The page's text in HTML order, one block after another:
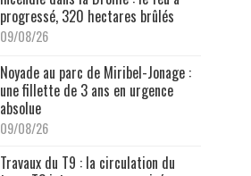
progressé, 320 hectares brûlés
09/08/26
Noyade au parc de Miribel-Jonage :
une fillette de 3 ans en urgence
absolue
09/08/26
Travaux du T9 : la circulation du